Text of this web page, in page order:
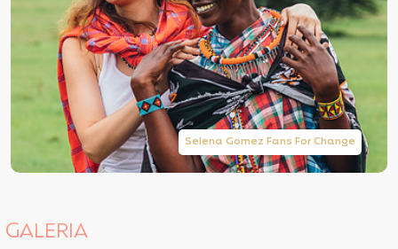
Selena Gomez Fans For Change
GALERIA